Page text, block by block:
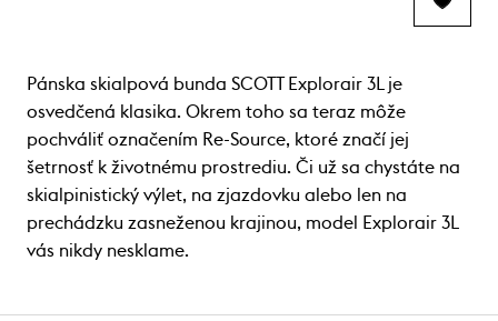
Pánska skialpová bunda SCOTT Explorair 3L je
osvedčená klasika. Okrem toho sa teraz môže
pochváliť označením Re-Source, ktoré značí jej
šetrnosť k životnému prostrediu. Či už sa chystáte na
skialpinistický výlet, na zjazdovku alebo len na
prechádzku zasneženou krajinou, model Explorair 3L
vás nikdy nesklame.